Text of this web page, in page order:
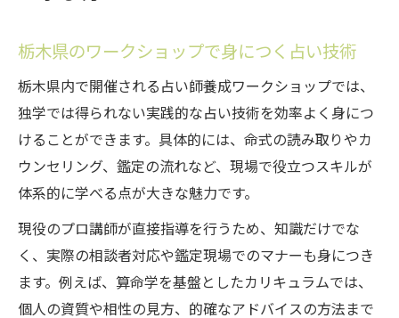
栃木県のワークショップで身につく占い技術
栃木県内で開催される占い師養成ワークショップでは、
独学では得られない実践的な占い技術を効率よく身につ
けることができます。具体的には、命式の読み取りやカ
ウンセリング、鑑定の流れなど、現場で役立つスキルが
体系的に学べる点が大きな魅力です。
現役のプロ講師が直接指導を行うため、知識だけでな
く、実際の相談者対応や鑑定現場でのマナーも身につき
ます。例えば、算命学を基盤としたカリキュラムでは、
個人の資質や相性の見方、的確なアドバイスの方法まで